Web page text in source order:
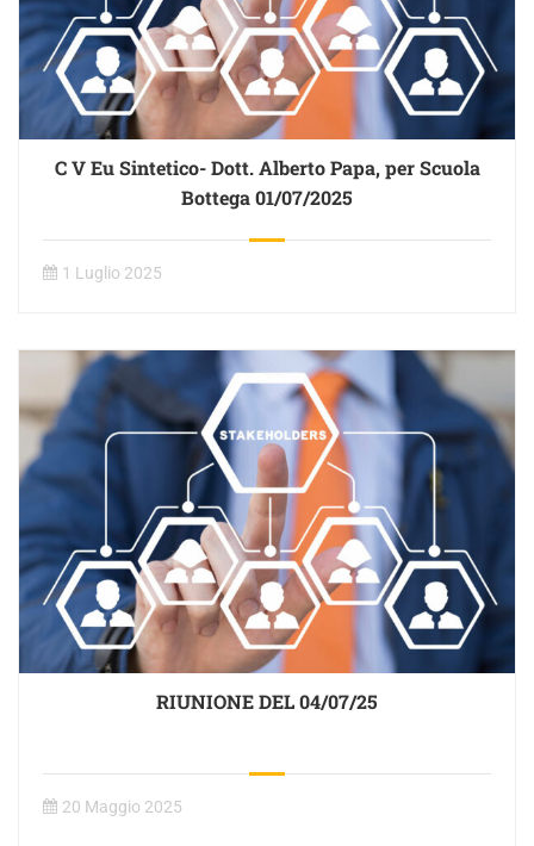
C V Eu Sintetico- Dott. Alberto Papa, per Scuola
Bottega 01/07/2025
1 Luglio 2025
RIUNIONE DEL 04/07/25
20 Maggio 2025